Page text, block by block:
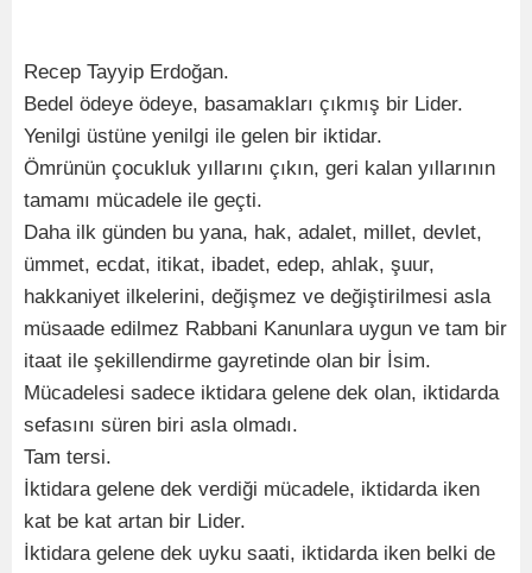
Recep Tayyip Erdoğan.
Bedel ödeye ödeye, basamakları çıkmış bir Lider.
Yenilgi üstüne yenilgi ile gelen bir iktidar.
Ömrünün çocukluk yıllarını çıkın, geri kalan yıllarının
tamamı mücadele ile geçti.
Daha ilk günden bu yana, hak, adalet, millet, devlet,
ümmet, ecdat, itikat, ibadet, edep, ahlak, şuur,
hakkaniyet ilkelerini, değişmez ve değiştirilmesi asla
müsaade edilmez Rabbani Kanunlara uygun ve tam bir
itaat ile şekillendirme gayretinde olan bir İsim.
Mücadelesi sadece iktidara gelene dek olan, iktidarda
sefasını süren biri asla olmadı.
Tam tersi.
İktidara gelene dek verdiği mücadele, iktidarda iken
kat be kat artan bir Lider.
İktidara gelene dek uyku saati, iktidarda iken belki de